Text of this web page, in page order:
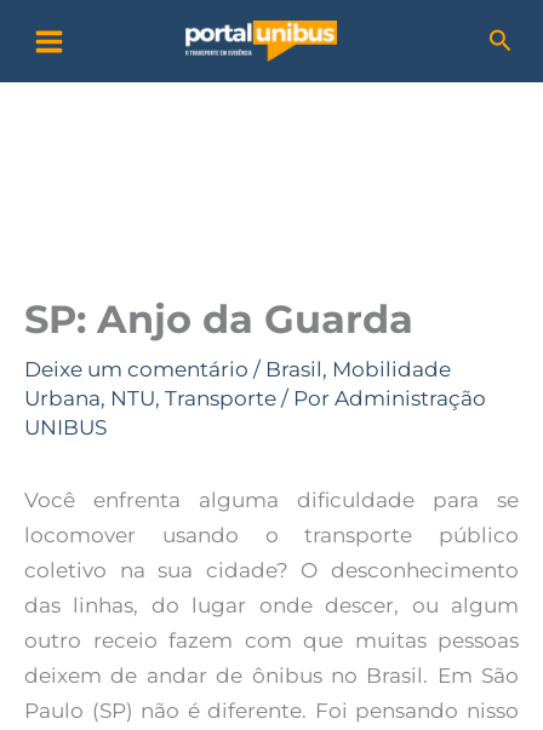
para
o
SP: Anjo da Guarda
Deixe um comentário / Brasil, Mobilidade
Urbana, NTU, Transporte / Por Administração
UNIBUS
Você enfrenta alguma dificuldade para se
locomover usando o transporte público
coletivo na sua cidade? O desconhecimento
das linhas, do lugar onde descer, ou algum
outro receio fazem com que muitas pessoas
deixem de andar de ônibus no Brasil. Em São
Paulo (SP) não é diferente. Foi pensando nisso
a